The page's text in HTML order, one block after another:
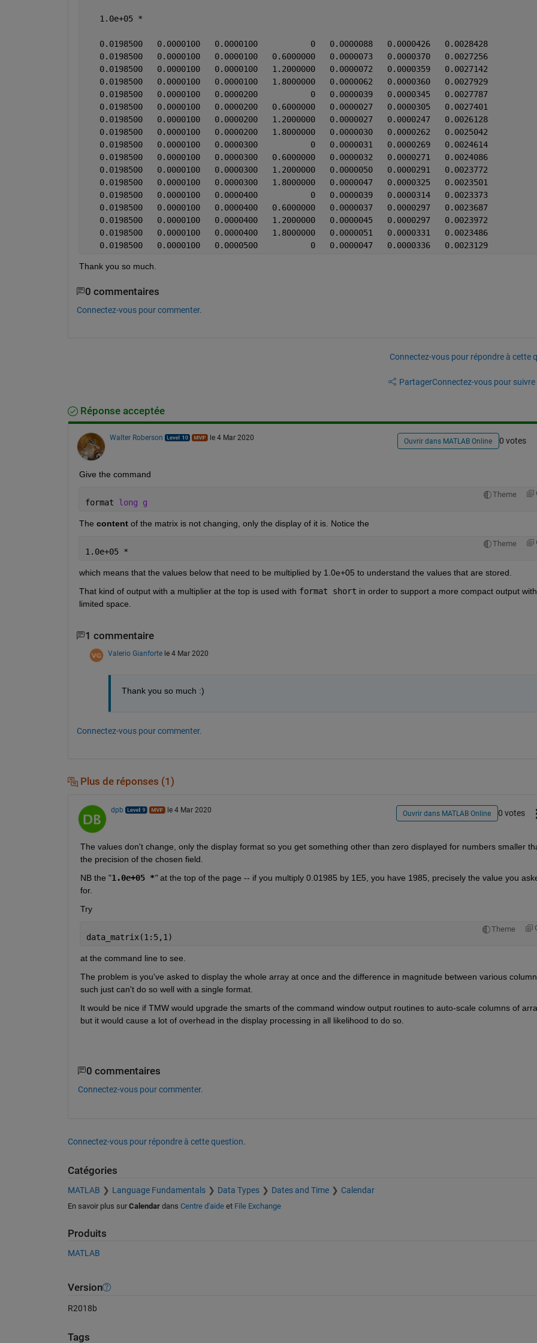
   1.0e+05 *
   0.0198500   0.0000100   0.0000100           0   0.0000088   0.0000426   0.0028428
   0.0198500   0.0000100   0.0000100   0.6000000   0.0000073   0.0000370   0.0027256
   0.0198500   0.0000100   0.0000100   1.2000000   0.0000072   0.0000359   0.0027142
   0.0198500   0.0000100   0.0000100   1.8000000   0.0000062   0.0000360   0.0027929
   0.0198500   0.0000100   0.0000200           0   0.0000039   0.0000345   0.0027787
   0.0198500   0.0000100   0.0000200   0.6000000   0.0000027   0.0000305   0.0027401
   0.0198500   0.0000100   0.0000200   1.2000000   0.0000027   0.0000247   0.0026128
   0.0198500   0.0000100   0.0000200   1.8000000   0.0000030   0.0000262   0.0025042
   0.0198500   0.0000100   0.0000300           0   0.0000031   0.0000269   0.0024614
   0.0198500   0.0000100   0.0000300   0.6000000   0.0000032   0.0000271   0.0024086
   0.0198500   0.0000100   0.0000300   1.2000000   0.0000050   0.0000291   0.0023772
   0.0198500   0.0000100   0.0000300   1.8000000   0.0000047   0.0000325   0.0023501
   0.0198500   0.0000100   0.0000400           0   0.0000039   0.0000314   0.0023373
   0.0198500   0.0000100   0.0000400   0.6000000   0.0000037   0.0000297   0.0023687
   0.0198500   0.0000100   0.0000400   1.2000000   0.0000045   0.0000297   0.0023972
   0.0198500   0.0000100   0.0000400   1.8000000   0.0000051   0.0000331   0.0023486
   0.0198500   0.0000100   0.0000500           0   0.0000047   0.0000336   0.0023129
Thank you so much.
0 commentaires
Connectez-vous pour commenter.
Connectez-vous pour répondre à cette
PartagerConnectez-vous pour suivre
Réponse acceptée
Walter Roberson le 4 Mar 2020 Ouvrir dans MATLAB Online 0 votes
Give the command
Theme
format long g
The content of the matrix is not changing, only the display of it is. Notice the
Theme
1.0e+05 *
which means that the values below that need to be multiplied by 1.0e+05 to understand the values that are stored.
That kind of output with a multiplier at the top is used with format short in order to support a more compact output with
limited space.
1 commentaire
Valerio Gianforte le 4 Mar 2020
Thank you so much :)
Connectez-vous pour commenter.
Plus de réponses (1)
dpb le 4 Mar 2020 Ouvrir dans MATLAB Online 0 votes
The values don't change, only the display format so you get something other than zero displayed for numbers smaller
the precision of the chosen field.
NB the "1.0e+05 *" at the top of the page -- if you multiply 0.01985 by 1E5, you have 1985, precisely the value you
for.
Try
Theme
data_matrix(1:5,1)
at the command line to see.
The problem is you've asked to display the whole array at once and the difference in magnitude between various
such just can't do so well with a single format.
It would be nice if TMW would upgrade the smarts of the command window output routines to auto-scale columns of
but it would cause a lot of overhead in the display processing in all likelihood to do so.
0 commentaires
Connectez-vous pour commenter.
Connectez-vous pour répondre à cette question.
Catégories
MATLAB Language Fundamentals Data Types Dates and Time Calendar
En savoir plus sur Calendardans Centre d'aideet File Exchange
Produits
MATLAB
Version
R2018b
Tags